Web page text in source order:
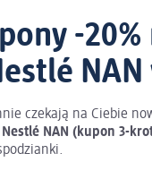
-
czekają na Ciebie
NAN (kupon 3-